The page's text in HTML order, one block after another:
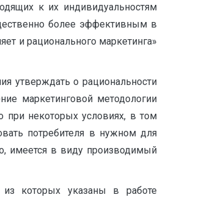
к их индивидуальностям
более эффективным в
и рационального маркетинга»
утверждать о рациональности
маркетинговой методологии
при некоторых условиях, в том
потребителя в нужном для
имеется в виду производимый
которых указаны в работе